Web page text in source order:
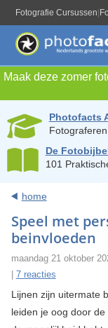
Fotografie Cursussen
Maak deze zomer
Photofacts
De
101
home
Speel met
beinvloeden
maandag 21 oktober
7 reacties
Lijnen zijn uitermate
leiden je oog door